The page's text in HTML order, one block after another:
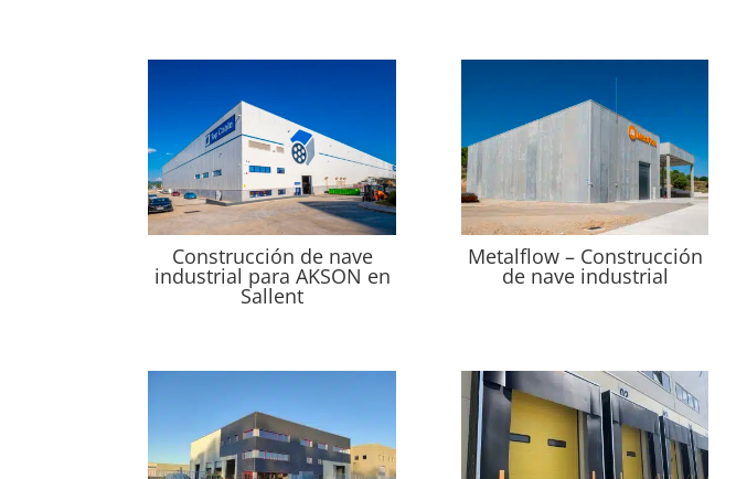
Construcción de nave
industrial para AKSON en
Sallent
Metalflow – Construcción
de nave industrial